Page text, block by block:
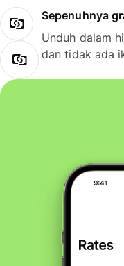
Sepenuhnya
Unduh dalam
dan tidak ada